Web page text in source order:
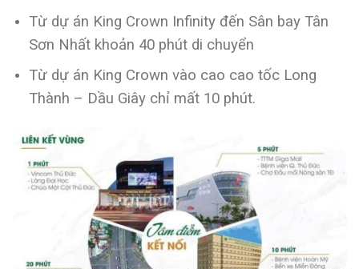
Từ dự án King Crown Infinity đến Sân bay Tân
Sơn Nhất khoản 40 phút di chuyển
Từ dự án King Crown vào cao cao tốc Long
Thành – Dầu Giây chỉ mất 10 phút.